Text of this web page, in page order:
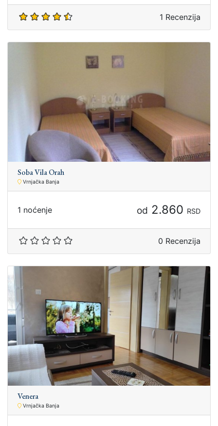
1 Recenzija
Soba Vila Orah
Vrnjačka Banja
1 noćenje od 2.860 RSD
0 Recenzija
Venera
Vrnjačka Banja